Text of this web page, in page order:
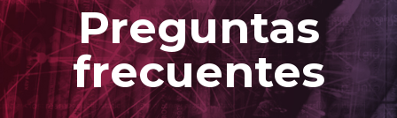
Preguntas
frecuentes